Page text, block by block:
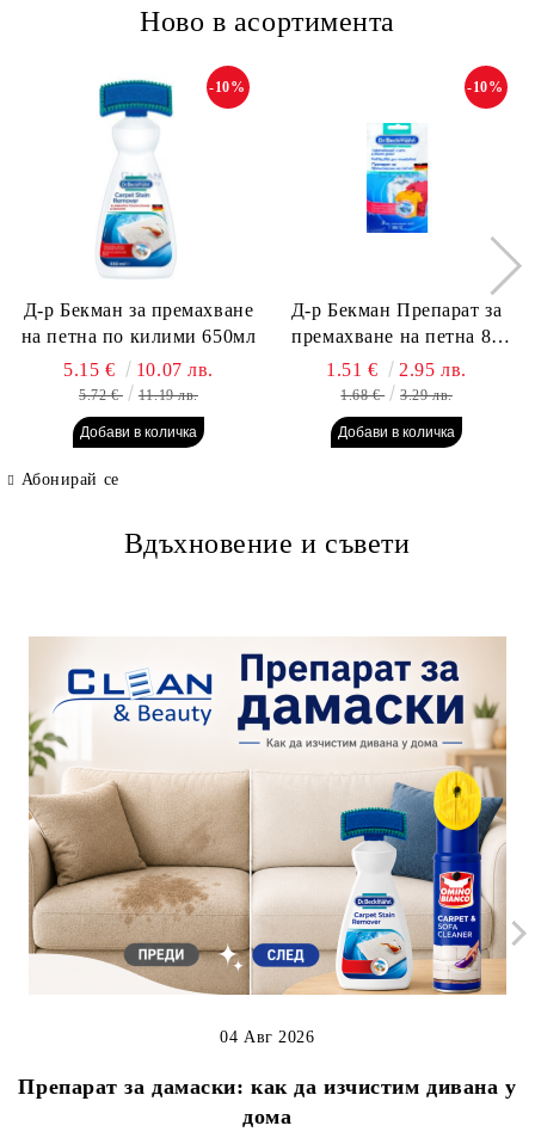
Ново в асортимента
Д-р Бекман за премахване
на петна по килими 650мл
-10%
5.15 € 10.07 лв.
5.72 € 11.19 лв.
Д-р Бекман Препарат за
премахване на петна 80
гр. Пауч
-10%
1.51 € 2.95 лв.
1.68 € 3.29 лв.
Абонирай се
Вдъхновение и съвети
Препарат за дамаски: как да изчистим дивана у
дома
04 Авг 2026